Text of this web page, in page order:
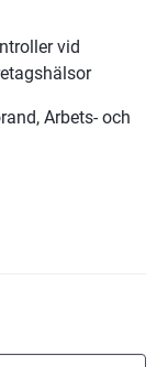
vid
Arbets- och